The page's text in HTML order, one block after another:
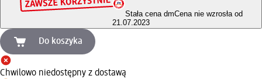
Stała cena dmCena nie wzrosła od
21.07.2023
Do koszyka
Chwilowo niedostępny z dostawą